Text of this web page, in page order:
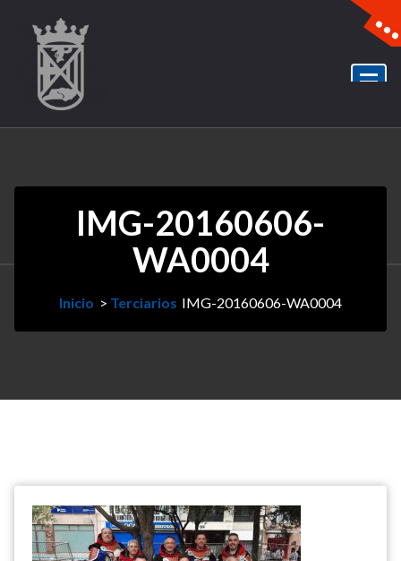
IMG-20160606-
WA0004
Inicio > Terciarios IMG-20160606-WA0004